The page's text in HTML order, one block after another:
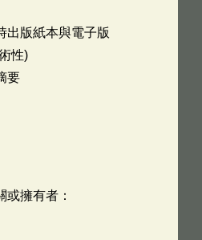
出版紙本與電子版
性)
要
或擁有者：